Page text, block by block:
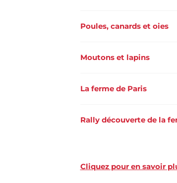
Poules, canards et oies
Moutons et lapins
La ferme de Paris
Rally découverte de la
Cliquez pour en savoir